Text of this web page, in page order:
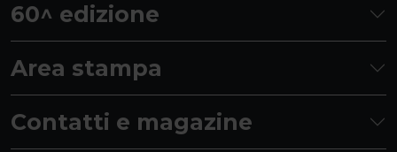
60^ edizione
Area stampa
Contatti e magazine